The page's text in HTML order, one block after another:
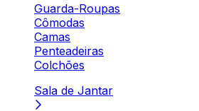
Guarda-Roupas
Cômodas
Camas
Penteadeiras
Colchões
Sala de Jantar